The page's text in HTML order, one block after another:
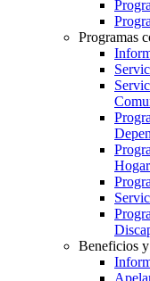
Programas
Beneficios